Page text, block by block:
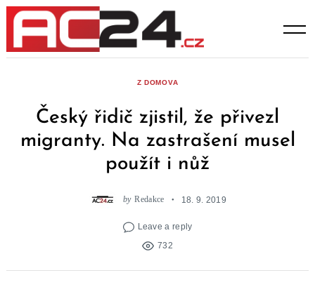
Skip
content
Z DOMOVA
Český řidič zjistil, že přivezl
migranty. Na zastrašení musel
použít i nůž
by Redakce 18. 9. 2019
Leave a reply
732